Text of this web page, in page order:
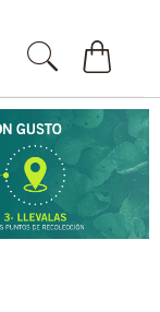
carrito